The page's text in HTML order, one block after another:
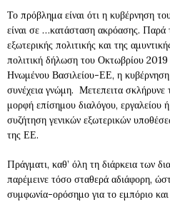
Το πρόβλημα είναι ότι η κυβέρνηση
είναι σε …κατάσταση ακρόασης. Παρά
εξωτερικής πολιτικής και της
πολιτική δήλωση του Οκτωβρίου 2019
Ηνωμένου Βασιλείου-ΕΕ, η κυβέρνηση
συνέχεια γνώμη. Μετεπειτα σκλήρυνε
μορφή επίσημου διαλόγου, εργαλείου
συζήτηση γενικών εξωτερικών
της ΕΕ.
Πράγματι, καθ’ όλη τη διάρκεια των
παρέμεινε τόσο σταθερά αδιάφορη,
συμφωνία-ορόσημο για το εμπόριο